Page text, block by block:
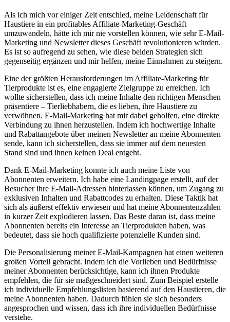
Als ich​ mich ⁣vor einiger ‌Zeit entschied, meine Leidenschaft für⁤
Haustiere ⁢in ein profitables Affiliate-Marketing-Geschäft
umzuwandeln, hätte ich mir nie vorstellen‍ können, wie sehr⁤ E-Mail-
Marketing und Newsletter dieses Geschäft revolutionieren würden.
Es ist‌ so aufregend zu sehen, wie diese beiden Strategien sich
gegenseitig ergänzen und mir helfen, meine Einnahmen zu steigern.
Eine der größten​ Herausforderungen im Affiliate-Marketing ⁤für
⁢Tierprodukte ist es, eine engagierte Zielgruppe zu erreichen. Ich
wollte sicherstellen, dass ich meine ​Inhalte den richtigen ⁣Menschen
präsentiere – Tierliebhabern, die es​ lieben, ihre ‌Haustiere zu
verwöhnen. E-Mail-Marketing hat ⁢mir dabei‌ geholfen, eine direkte
Verbindung zu‌ ihnen herzustellen. Indem ⁣ich hochwertige Inhalte
und Rabattangebote über meinen Newsletter an meine Abonnenten
sende, kann ich sicherstellen, dass sie immer auf dem neuesten
Stand sind und ihnen keinen Deal entgeht.
Dank E-Mail-Marketing ‍konnte ich auch meine Liste von
Abonnenten⁣ erweitern. Ich habe eine Landingpage erstellt, auf ‍der
Besucher ihre E-Mail-Adressen ‍hinterlassen können, um Zugang zu
exklusiven Inhalten und Rabattcodes zu erhalten. Diese Taktik hat
sich als äußerst effektiv erwiesen und hat meine Abonnentenzahlen
⁤in kurzer Zeit explodieren lassen. Das Beste daran ist, dass meine
Abonnenten ‍bereits ein Interesse​ an Tierprodukten haben, was
bedeutet, dass sie hoch ⁣qualifizierte potenzielle⁢ Kunden ‌sind.
Die Personalisierung meiner E-Mail-Kampagnen hat einen weiteren
großen Vorteil gebracht. Indem ich die Vorlieben und Bedürfnisse
meiner Abonnenten berücksichtige, kann ich ihnen Produkte
empfehlen, die für sie ⁤maßgeschneidert⁤ sind. Zum Beispiel erstelle
ich individuelle Empfehlungslisten basierend auf den Haustieren, die
meine Abonnenten haben. Dadurch ‍fühlen sie ‍sich besonders
angesprochen und wissen, dass ich ihre individuellen Bedürfnisse
verstehe.